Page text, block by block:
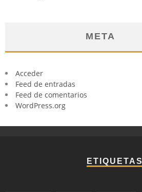
META
Acceder
Feed de entradas
Feed de comentarios
WordPress.org
ETIQUETAS